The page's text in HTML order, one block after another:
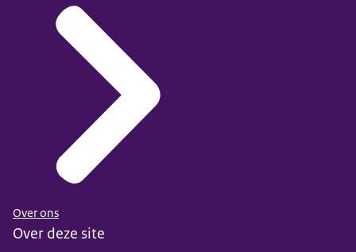
OECD Handbook for Internationally Comparative
Education Statistics
Beschikbaar: 10 september 2024
OECD Handbook for Internationally Comparative
Education Statistics
Bron: EAG 2024, tabel C2.2
Beschikbaar: 10 september 2024
Publicatiedatum: 10 september 2024
Zie ook de publicatie op de website van de OESO
Over ons
Over deze site